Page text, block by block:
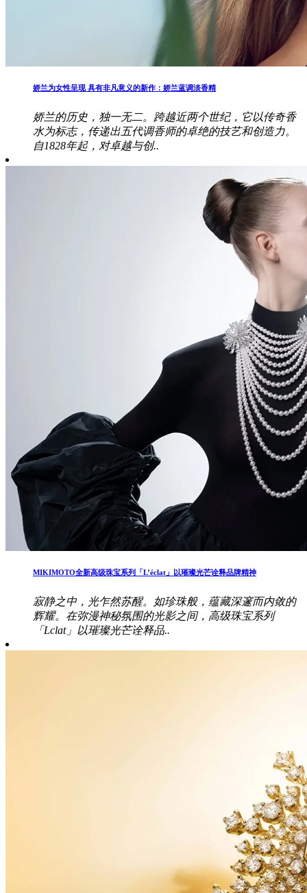
娇兰为女性呈现 具有非凡意义的新作：娇兰蓝调淡香精
娇兰的历史，独一无二。跨越近两个世纪，它以传奇香
水为标志，传递出五代调香师的卓绝的技艺和创造力。
自1828年起，对卓越与创..
MIKIMOTO全新高级珠宝系列「L’éclat」以璀璨光芒诠释品牌精神
寂静之中，光乍然苏醒。如珍珠般，蕴藏深邃而内敛的
辉耀。在弥漫神秘氛围的光影之间，高级珠宝系列
「Lclat」以璀璨光芒诠释品..